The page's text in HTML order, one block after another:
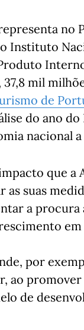
no
Instituto
mil
de
do ano
nacional
que a
suas
a procura
por
ao promover
de